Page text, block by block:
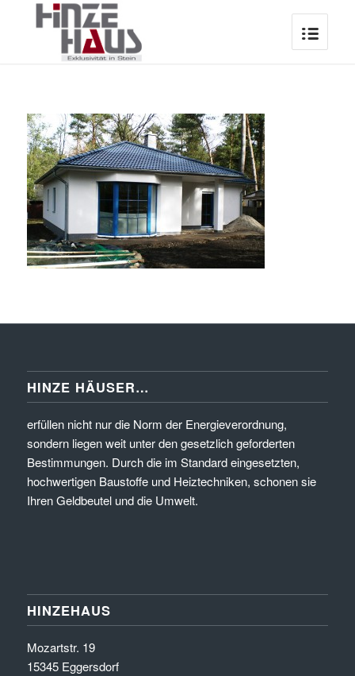
HINZE HÄUSER…
erfüllen nicht nur die Norm der Energieverordnung,
sondern liegen weit unter den gesetzlich geforderten
Bestimmungen. Durch die im Standard eingesetzten,
hochwertigen Baustoffe und Heiztechniken, schonen sie
Ihren Geldbeutel und die Umwelt.
HINZEHAUS
Mozartstr. 19
15345 Eggersdorf